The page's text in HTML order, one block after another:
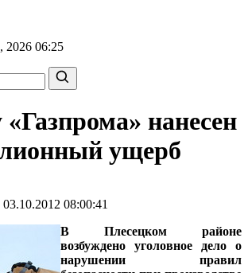
2026 06:25
нанесен
ущерб
08:00:41
В Плесецком районе
возбуждено уголовное дело о
нарушении правил